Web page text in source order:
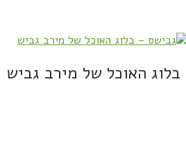
בלוג האוכל של מירב גביש